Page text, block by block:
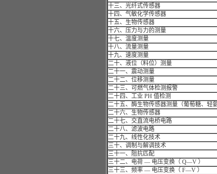
十三、光纤式传感器
十四、气敏化学传感器
十五、生物传感器
十六、压力与力的测量
十七、温度测量
十八、流量测量
十九、速度测量
二十、液位（料位）测量
二十一、震动测量
二十二、位移测量
二十三、可燃气体检测报警
二十四、工业 PH 值检测
二十五、酶生物传感器测量（葡萄糖、轻
二十六、生物传感器
二十七、交直流电桥电路
二十八、滤波电路
二十九、线性化技术
三十、调制与解调技术
三十一、阻抗匹配
三十二、电荷 — 电压变换（ Q—V ）
三十三、频率 — 电压变换（ F—V ）